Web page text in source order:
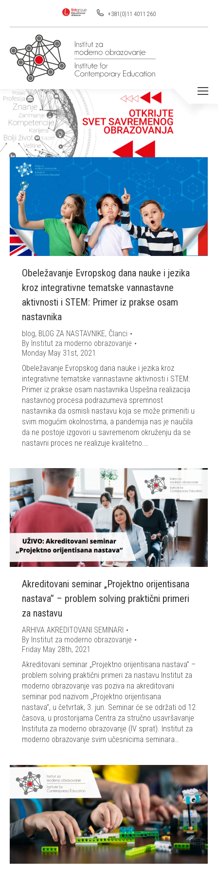
+381(0)11 4011 260
You are here:
Obeležavanje Evropskog dana nauke i jezika
kroz integrativne tematske vannastavne
aktivnosti i STEM: Primer iz prakse osam
nastavnika
blog, BLOG ZA NASTAVNIKE, Članci
By Institut za moderno obrazovanje
Monday May 31st, 2021
Obeležavanje Evropskog dana nauke i jezika kroz
integrativne tematske vannastavne aktivnosti i STEM:
Primer iz prakse osam nastavnika Uspešna realizacija
nastavnog procesa podrazumeva spremnost
nastavnika da osmisli nastavu koja se može primeniti u
svim mogućim okolnostima, a pandemija nas je naučila
da ne postoje izgovori u savremenom okruženju da se
nastavni proces ne realizuje kvalitetno.…
Akreditovani seminar „Projektno orijentisana
nastava” – problem solving praktični primeri
za nastavu
ARHIVA AKREDITOVANI SEMINARI
By Institut za moderno obrazovanje
Friday May 28th, 2021
Akreditovani seminar „Projektno orijentisana nastava” –
problem solving praktični primeri za nastavu Institut za
moderno obrazovanje vas poziva na akreditovani
seminar pod nazivom „Projektno orijentisana
nastava”, u četvrtak, 3. jun. Seminar će se održati od 12
časova, u prostorijama Centra za stručno usavršavanje
Instituta za moderno obrazovanje (IV sprat). Institut za
moderno obrazovanje svim učesnicima seminara…